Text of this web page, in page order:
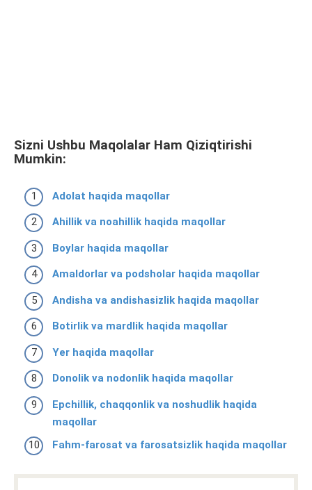
Sizni Ushbu Maqolalar Ham Qiziqtirishi
Mumkin:
Adolat haqida maqollar
Ahillik va noahillik haqida maqollar
Boylar haqida maqollar
Amaldorlar va podsholar haqida maqollar
Andisha va andishasizlik haqida maqollar
Botirlik va mardlik haqida maqollar
Yer haqida maqollar
Donolik va nodonlik haqida maqollar
Epchillik, chaqqonlik va noshudlik haqida
maqollar
Fahm-farosat va farosatsizlik haqida maqollar